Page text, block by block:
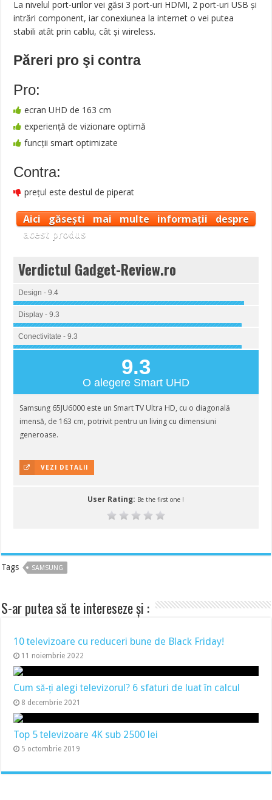
La nivelul port-urilor vei găsi 3 port-uri HDMI, 2 port-uri USB și
intrări component, iar conexiunea la internet o vei putea
stabili atât prin cablu, cât și wireless.
Păreri pro şi contra
Pro:
ecran UHD de 163 cm
experiență de vizionare optimă
funcții smart optimizate
Contra:
prețul este destul de piperat
Aici găsești mai multe informații despre
acest produs
Verdictul Gadget-Review.ro
Design - 9.4
Display - 9.3
Conectivitate - 9.3
9.3
O alegere Smart UHD
Samsung 65JU6000 este un Smart TV Ultra HD, cu o diagonală
imensă, de 163 cm, potrivit pentru un living cu dimensiuni
generoase.
VEZI DETALII
User Rating: Be the first one !
Tags SAMSUNG
S-ar putea să te intereseze și :
10 televizoare cu reduceri bune de Black Friday!
11 noiembrie 2022
Cum să-ți alegi televizorul? 6 sfaturi de luat în calcul
8 decembrie 2021
Top 5 televizoare 4K sub 2500 lei
5 octombrie 2019